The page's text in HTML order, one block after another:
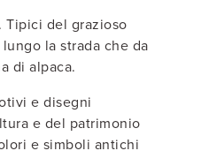
Tipici del grazioso
la strada che da
di alpaca.
e disegni
e del patrimonio
e simboli antichi